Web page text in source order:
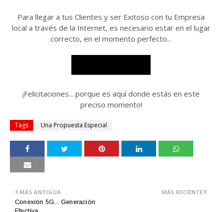
Para llegar a tus Clientes y ser Exitoso con tu Empresa
local a través de la Internet, es necesario estar en el lugar
correcto, en el momento perfecto...
¡Felicitaciones... porque es aquí donde estás en este
preciso momento!
Tags Una Propuesta Especial
MÁS RECIENTE
MÁS ANTIGUA
Conexión 5G... Generación